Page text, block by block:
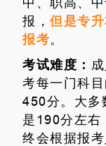
报， 但是专
报考。
考试难度：
考每一门科
450分。大多
是190分左右
终会根据报考